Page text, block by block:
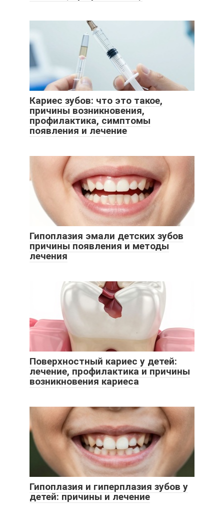
Кариес зубов: что это такое,
причины возникновения,
профилактика, симптомы
появления и лечение
Гипоплазия эмали детских зубов
причины появления и методы
лечения
Поверхностный кариес у детей:
лечение, профилактика и причины
возникновения кариеса
Гипоплазия и гиперплазия зубов у
детей: причины и лечение